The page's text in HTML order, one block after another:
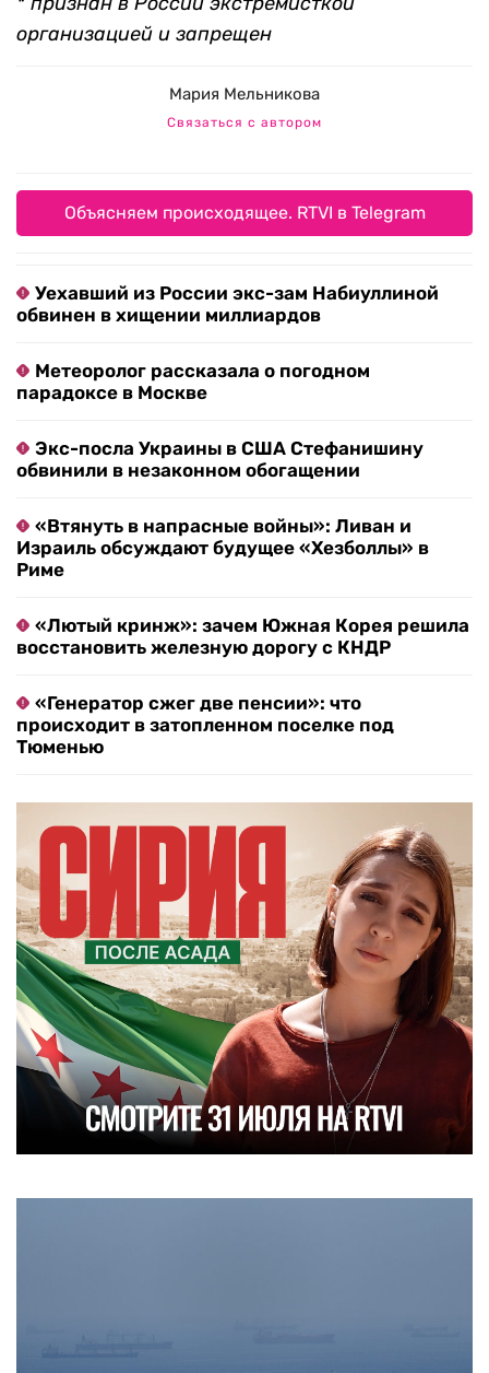
организацией и запрещен
Мария Мельникова
Связаться с автором
Объясняем происходящее. RTVI в Telegram
Уехавший из России экс-зам Набиуллиной
обвинен в хищении миллиардов
Метеоролог рассказала о погодном
парадоксе в Москве
Экс-посла Украины в США Стефанишину
обвинили в незаконном обогащении
«Втянуть в напрасные войны»: Ливан и
Израиль обсуждают будущее «Хезболлы» в
Риме
«Лютый кринж»: зачем Южная Корея решила
восстановить железную дорогу с КНДР
«Генератор сжег две пенсии»: что
происходит в затопленном поселке под
Тюменью